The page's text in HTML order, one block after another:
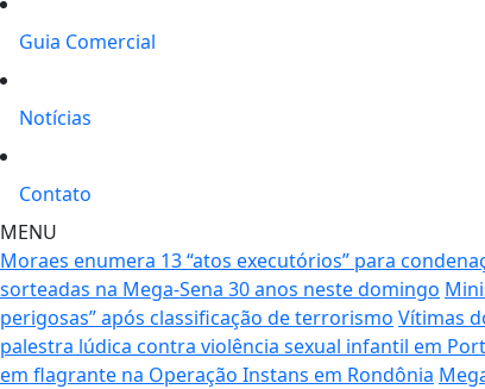
Guia Comercial
Notícias
Contato
MENU
Moraes enumera 13 “atos executórios” para
sorteadas na Mega-Sena 30 anos neste domingo
perigosas” após classificação de terrorismo Vítimas
palestra lúdica contra violência sexual infantil em
em flagrante na Operação Instans em Rondônia